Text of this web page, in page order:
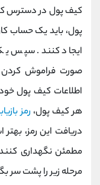
کیف پول در دسترس
پول، باید یک حساب
ایجاد کنند. سپس
صورت فراموش‌ کردن
اطلاعات کیف پول
هر کیف پول، رمز
دریافت این رمز،
مرحله زیر را پشت سر